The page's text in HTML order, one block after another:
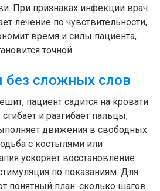
При признаках инфекции врач
лечение по чувствительности,
время и силы пациента,
точной.
без сложных слов
пациент садится на кровати
и разгибает пальцы,
движения в свободных
с костылями или
ускоряет восстановление:
по показаниям. Для
понятный план: сколько шагов